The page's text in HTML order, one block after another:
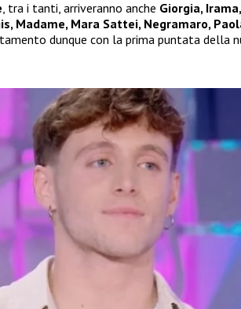
, tra i tanti, arriveranno anche Giorgia,
Madame, Mara Sattei, Negramaro,
dunque con la prima puntata della